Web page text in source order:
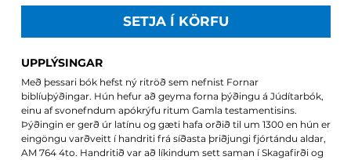
SETJA Í KÖRFU
UPPLÝSINGAR
Með þessari bók hefst ný ritröð sem nefnist Fornar
biblíuþýðingar. Hún hefur að geyma forna þýðingu á Júdítarbók,
einu af svonefndum apókrýfu ritum Gamla testamentisins.
Þýðingin er gerð úr latínu og gæti hafa orðið til um 1300 en hún er
eingöngu varðveitt í handriti frá síðasta þriðjungi fjórtándu aldar,
AM 764 4to. Handritið var að líkindum sett saman í Skagafirði og